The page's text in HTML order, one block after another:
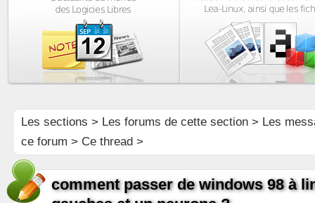
Les sections > Les forums de cette section> Les
ce forum > Ce thread >
comment passer de windows 98 à